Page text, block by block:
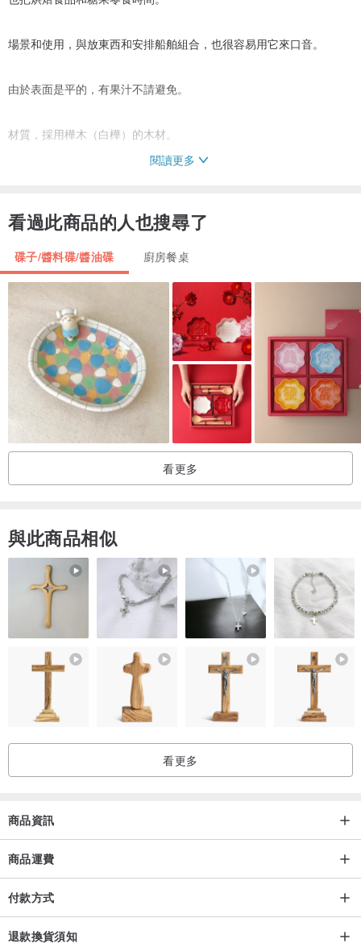
場景和使用，與放東西和安排船舶組合，也很容易用它來口音。
由於表面是平的，有果汁不請避免。
材質，採用樺木（白樺）的木材。
沒有選擇的成分和餐具放，我們希望你使用了很多。
[尺寸]垂直14×水平21×高度1.7厘米
[如何照顧]
□我一直在用天然油畫的天然原料。因為它是這樣的，可用於油畫餐
□水浴後，擦去水分，如布料，請陰影。
在水□或浸泡，靜置，而濕，請盡量避免。
□使用微波爐，餐具乾燥機的請避免。或引起突然的溫度變化大的翹
曲，存在裂紋的可能性。此外，請盡量避免盡可能多的，也可以適用
於陽光直射。再次，可能翹曲，可能會發生裂紋。
閱讀更多
看過此商品的人也搜尋了
碟子/醬料碟/醬油碟 廚房餐桌
看更多
與此商品相似
看更多
商品資訊
商品運費
付款方式
退款換貨須知